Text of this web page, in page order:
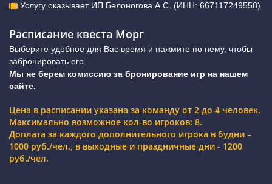
Услугу оказывает ИП Белоногова А.С. (ИНН: 667117249558)
Расписание квеста Морг
Выберите удобное для Вас время и нажмите по нему, чтобы
забронировать его.
Мы не берем комиссию за бронирование игр на нашем
сайте.
Цена в расписании указана за команду от 2 до 4 человек.
Максимально возможное кол-во игроков: 8.
Доплата за каждого дополнительного игрока в будни –
1000 руб./чел., в выходные и праздничные дни - 1200
руб./чел.